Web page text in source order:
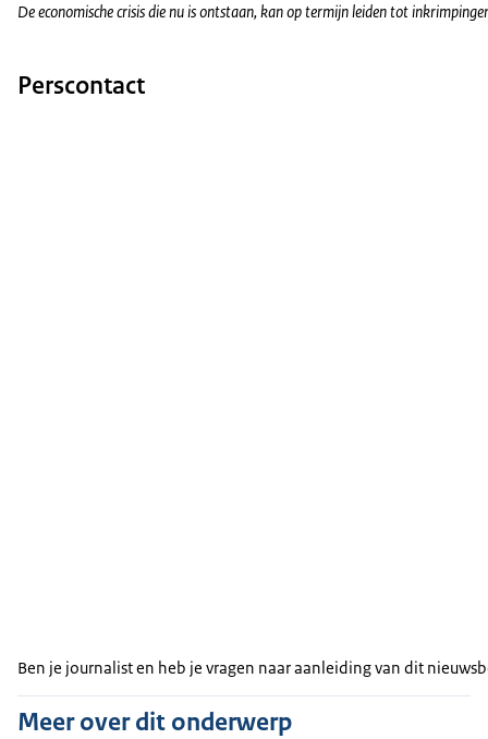
De economische crisis die nu is ontstaan, kan op termijn leiden tot
Perscontact
Ben je journalist en heb je vragen naar aanleiding van dit
Meer over dit onderwerp